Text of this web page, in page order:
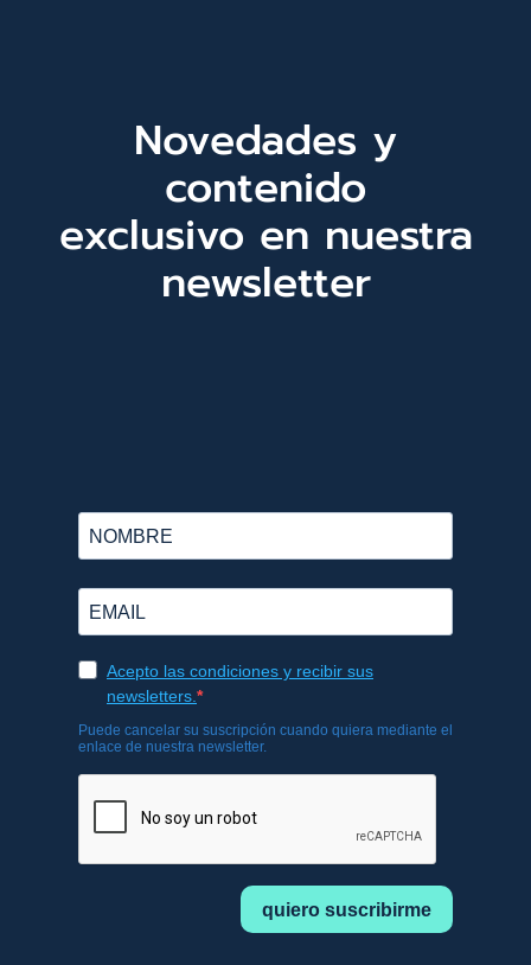
Novedades y
contenido
exclusivo en nuestra
newsletter